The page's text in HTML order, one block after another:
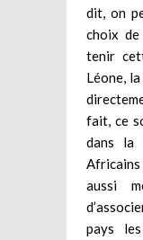
dit, on
choix
tenir
Léone,
fait, ce
dans la
aussi
pays